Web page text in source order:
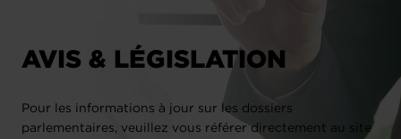
AVIS & LÉGISLATION
Pour les informations à jour sur les dossiers
parlementaires, veuillez vous référer directement au site